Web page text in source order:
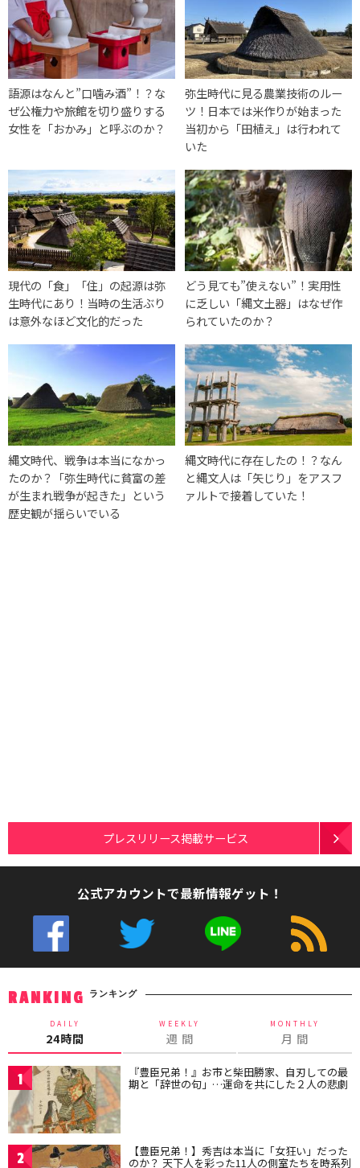
語源はなんと”口噛み酒”！？な
ぜ公権力や旅館を切り盛りする
女性を「おかみ」と呼ぶのか？
弥生時代に見る農業技術のルー
ツ！日本では米作りが始まった
当初から「田植え」は行われて
いた
現代の「食」「住」の起源は弥
生時代にあり！当時の生活ぶり
は意外なほど文化的だった
どう見ても”使えない”！実用性
に乏しい「縄文土器」はなぜ作
られていたのか？
縄文時代、戦争は本当になかっ
たのか？「弥生時代に貧富の差
が生まれ戦争が起きた」という
歴史観が揺らいでいる
縄文時代に存在したの！？なん
と縄文人は「矢じり」をアスフ
ァルトで接着していた！
プレスリリース掲載サービス
公式アカウントで最新情報ゲット！
RANKING ランキング
DAILY
24時間
WEEKLY
週 間
MONTHLY
月 間
1 『豊臣兄弟！』お市と柴田勝家、自刃しての最
期と「辞世の句」…運命を共にした２人の悲劇
2 【豊臣兄弟！】秀吉は本当に「女狂い」だった
のか？ 天下人を彩った11人の側室たちを時系列